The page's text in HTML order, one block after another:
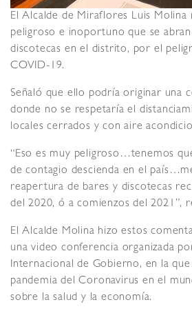
El Alcalde de Miraflores Luis Molina
peligroso e inoportuno que se
discotecas en el distrito, por el
COVID-19.
Señaló que ello podría originar una
donde no se respetaría el
locales cerrados y con aire
“Eso es muy peligroso…tenemos
de contagio descienda en el
reapertura de bares y discotecas
del 2020, ó a comienzos del 2021”,
El Alcalde Molina hizo estos
una video conferencia organizada
Internacional de Gobierno, en la que
pandemia del Coronavirus en el
sobre la salud y la economía.